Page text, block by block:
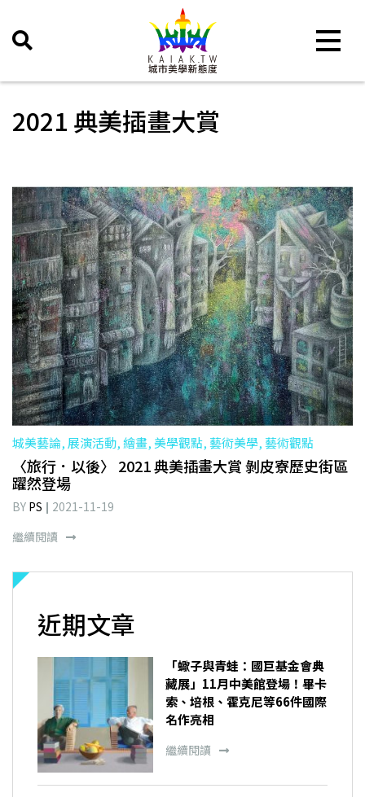
Toggle
2021 典美插畫大賞
城美藝論, 展演活動, 繪畫, 美學觀點, 藝術美學, 藝術觀點
〈旅行．以後〉 2021 典美插畫大賞 剝皮寮歷史街區
躍然登場
BY PS
2021-11-19
繼續閱讀
近期文章
「蠍子與青蛙：國巨基金會典
藏展」11月中美館登場！畢卡
索、培根、霍克尼等66件國際
名作亮相
繼續閱讀